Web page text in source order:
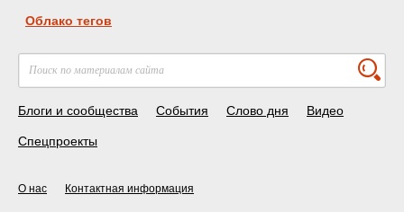
Облако тегов
Блоги и сообщества События Слово дня Видео
Спецпроекты
О нас Контактная информация